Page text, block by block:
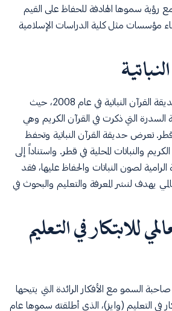
مع رؤية سموها الهادفة للحفاظ على القيم
مؤسسات مثل كلية الدراسات الإسلامية
افتتحت صاحبة السمو حديقة القرآن النباتية في عام 2008، حيث
التي ذكرت في القرآن الكريم وهي
قطر. تعرض حديقة القرآن النباتية وتحفظ
الكريم والنباتات المحلية في قطر. واستناداً إلى
لصون النباتات والحفاظ عليها، فقد
يهدف لنشر المعرفة والتعليم والبحوث في
للابتكار في التعليم
صاحبة السمو مع الأفكار الرائدة التي يتيحها
في التعليم (وايز)، الذي أطلقته سموها عام